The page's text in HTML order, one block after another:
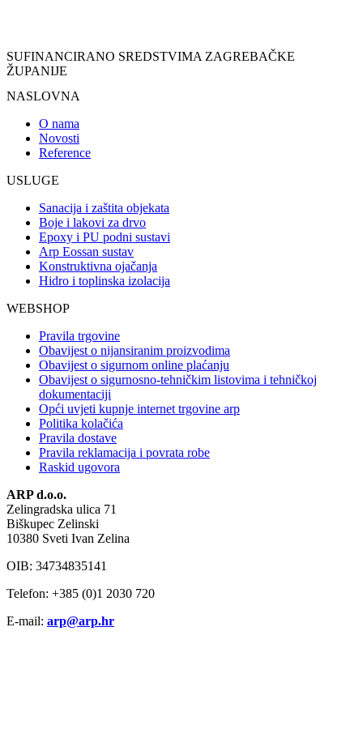
SUFINANCIRANO SREDSTVIMA ZAGREBAČKE
ŽUPANIJE
NASLOVNA
O nama
Novosti
Reference
USLUGE
Sanacija i zaštita objekata
Boje i lakovi za drvo
Epoxy i PU podni sustavi
Arp Eossan sustav
Konstruktivna ojačanja
Hidro i toplinska izolacija
WEBSHOP
Pravila trgovine
Obavijest o nijansiranim proizvodima
Obavijest o sigurnom online plaćanju
Obavijest o sigurnosno-tehničkim listovima i tehničkoj
dokumentaciji
Opći uvjeti kupnje internet trgovine arp
Politika kolačića
Pravila dostave
Pravila reklamacija i povrata robe
Raskid ugovora
ARP d.o.o.
Zelingradska ulica 71
Biškupec Zelinski
10380 Sveti Ivan Zelina
OIB: 34734835141
Telefon: +385 (0)1 2030 720
E-mail: arp@arp.hr